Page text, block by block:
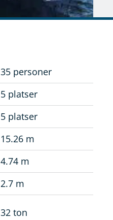
35 personer
5 platser
5 platser
15.26 m
4.74 m
2.7 m
32 ton